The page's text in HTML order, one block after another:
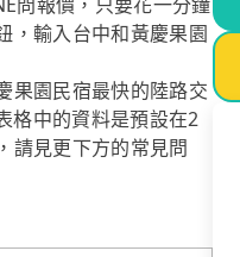
，輸入台中和黃慶果園
果園民宿最快的陸路交
格中的資料是預設在2
請見更下方的常見問